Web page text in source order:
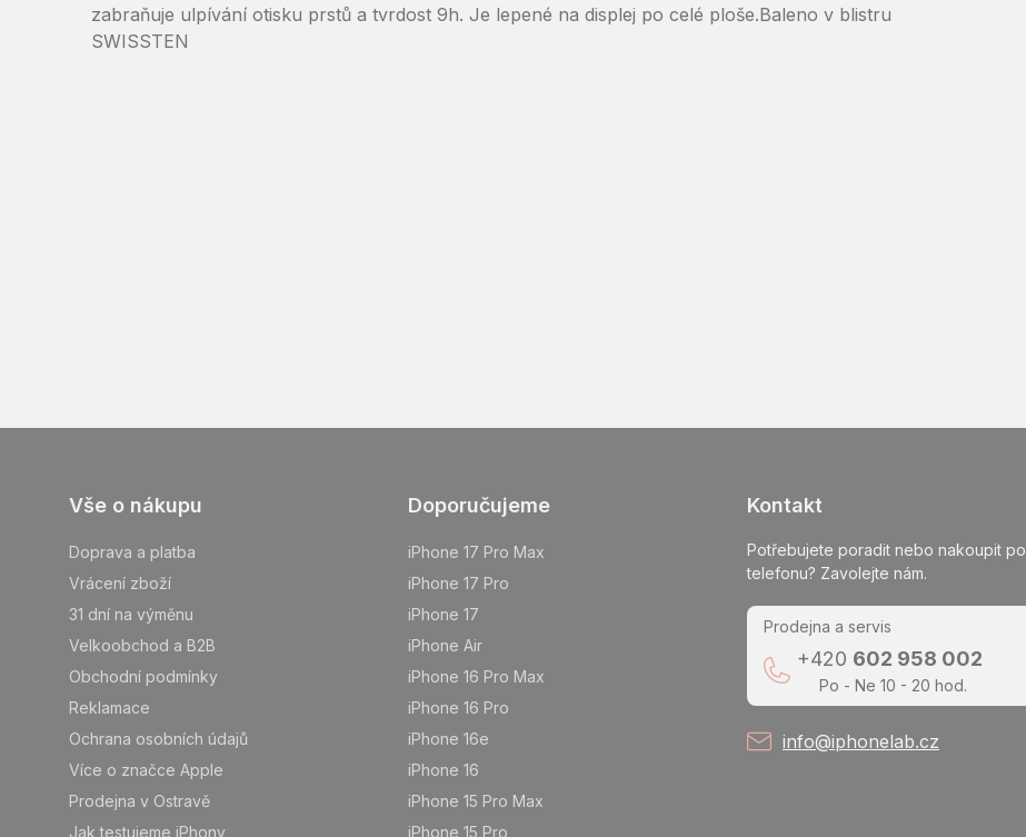
zabraňuje ulpívání otisku prstů a tvrdost 9h. Je lepené na displej po celé ploše.Baleno v blistru
SWISSTEN
Vše o nákupu
Doprava a platba
Vrácení zboží
31 dní na výměnu
Velkoobchod a B2B
Obchodní podmínky
Reklamace
Ochrana osobních údajů
Více o značce Apple
Prodejna v Ostravě
Jak testujeme iPhony
Doporučujeme
iPhone 17 Pro Max
iPhone 17 Pro
iPhone 17
iPhone Air
iPhone 16 Pro Max
iPhone 16 Pro
iPhone 16e
iPhone 16
iPhone 15 Pro Max
iPhone 15 Pro
Kontakt
Potřebujete poradit nebo nakoupit po
telefonu? Zavolejte nám.
Prodejna a servis
+420 602 958 002
Po - Ne 10 - 20 hod.
info@iphonelab.cz